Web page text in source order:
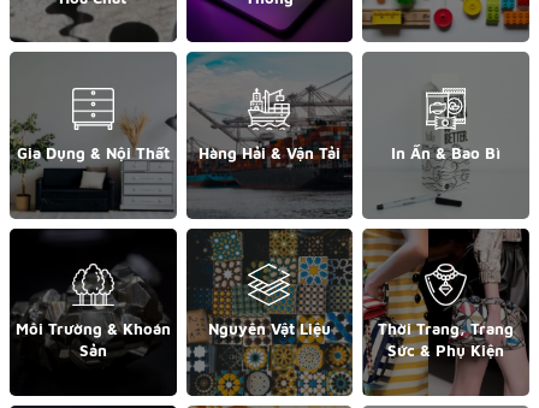
Gia Dụng & Nội Thất Hàng Hải & Vận Tải In Ấn & Bao Bì
Môi Trường & Khoán
Sản
Nguyên Vật Liệu
Thời Trang, Trang
Sức & Phụ Kiện